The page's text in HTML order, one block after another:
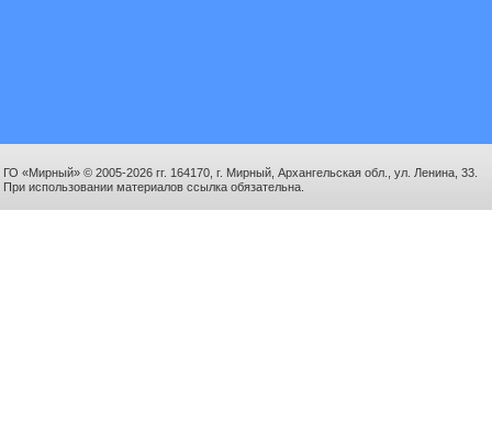
ГО «Мирный» © 2005-2026 гг. 164170, г. Мирный, Архангельская обл., ул. Ленина, 33.
При использовании материалов ссылка обязательна.